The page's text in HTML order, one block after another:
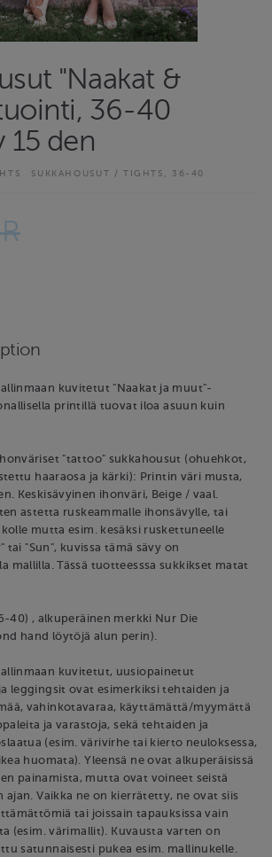
"Naakat &
36-40
15 den
SUKKAHOUSUT / TIGHTS, 36-40
kuvitetut "Naakat ja muut"-
printillä tuovat iloa asuun kuin
"tattoo" sukkahousut (ohuehkot,
haaraosa ja kärki): Printin väri musta,
Keskisävyinen ihonväri, Beige / vaal.
astetta ruskeammalle ihonsävylle, tai
mutta esim. kesäksi ruskettuneelle
tai "Sun", kuvissa tämä sävy on
mallilla. Tässä tuotteesssa sukkikset matat
40) , alkuperäinen merkki Nur Die
hand löytöjä alun perin).
kuvitetut, uusiopainetut
leggingsit ovat esimerkiksi tehtaiden ja
vahinkotavaraa, käyttämättä/myymättä
ja varastoja, sekä tehtaiden ja
(esim. värivirhe tai kierto neuloksessa,
huomata). Yleensä ne ovat alkuperäisissä
painamista, mutta ovat voineet seistä
ajan. Vaikka ne on kierrätetty, ne ovat siis
tai joissain tapauksissa vain
(esim. värimallit). Kuvausta varten on
satunnaisesti pukea esim. mallinukelle.